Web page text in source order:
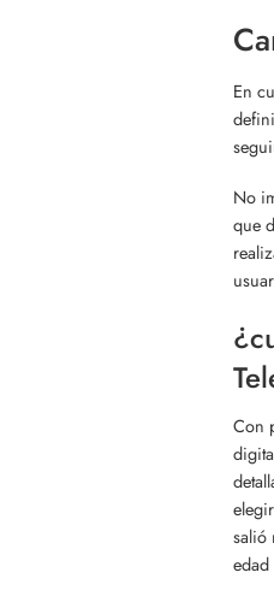
En
No
que
Con
salió